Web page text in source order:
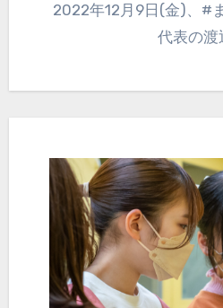
2022年12月9日(金)、#までい工房美彩恋人
代表の渡